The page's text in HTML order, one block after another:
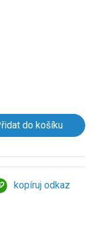
kopíruj odkaz